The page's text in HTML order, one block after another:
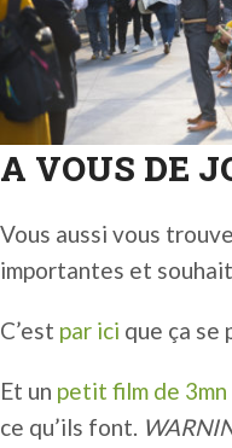
A VOUS DE
Vous aussi vous
importantes et
C’est par ici que ça se
Et un petit film de 3mn
ce qu’ils font.